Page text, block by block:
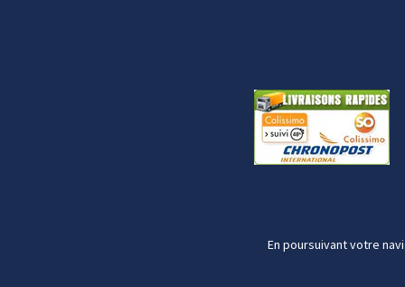
En poursuivant votre